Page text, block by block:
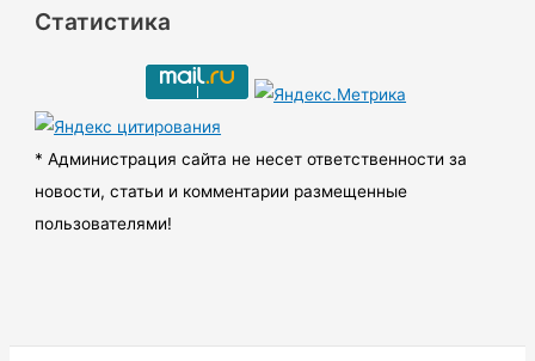
х
ы
Статистика
* Администрация сайта не несет ответственности за
новости, статьи и комментарии размещенные
пользователями!